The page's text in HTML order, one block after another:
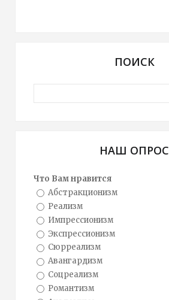
ПОИСК
НАШ ОПРОС
Что Вам нравится
Абстракционизм
Реализм
Импрессионизм
Экспрессионизм
Сюрреализм
Авангардизм
Соцреализм
Романтизм